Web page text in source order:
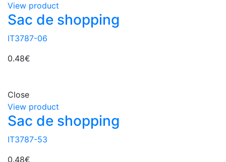
View product
Sac de shopping
IT3787-06
0.48€
Close
View product
Sac de shopping
IT3787-53
0.48€